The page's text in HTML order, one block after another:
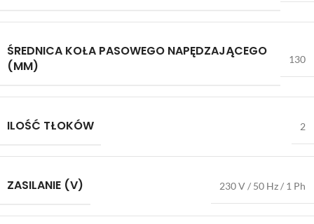
ŚREDNICA KOŁA PASOWEGO NAPĘDZAJĄCEGO
(MM)
130
ILOŚĆ TŁOKÓW 2
ZASILANIE (V) 230 V / 50 Hz / 1 Ph